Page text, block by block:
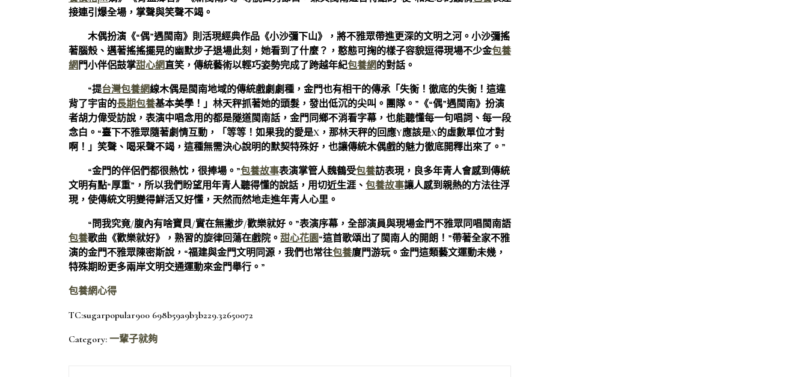
接連引爆全場，掌聲與笑聲不竭。
木偶扮演《“偶”遇閩南》則活現經典作品《小沙彌下山》，將不雅眾帶進更深的文明之河。小沙彌搖
著腦殼、邁著搖搖擺晃的幽默步子退場此刻，她看到了什麼？，憨態可掬的樣子容貌逗得現場不少金包養
網 門小伴侶鼓掌甜心網直笑，傳統藝術以輕巧姿勢完成了跨越年紀包養網的對話。
“提台灣包養網線木偶是閩南地域的傳統戲劇劇種，金門也有相干的傳承「失衡！徹底的失衡！這違
背了宇宙的長期包養基本美學！」林天秤抓著她的頭髮，發出低沉的尖叫。團隊。”《“偶”遇閩南》扮演
者胡力偉受訪說，表演中唱念用的都是隧道閩南話，金門同鄉不消看字幕，也能聽懂每一句唱詞、每一段
念白。“臺下不雅眾隨著劇情互動，「等等！如果我的愛是X，那林天秤的回應Y應該是X的虛數單位才對
啊！」笑聲、喝采聲不竭，這種無需決心說明的默契特殊好，也讓傳統木偶戲的魅力徹底開釋出來了。”
“金門的伴侶們都很熱忱，很捧場。”包養故事表演掌管人魏鶴受包養訪表現，良多年青人會感到傳統
文明有點“厚重”，所以我們盼望用年青人聽得懂的說話，用切近生涯、 包養故事讓人感到親熱的方法往浮
現，使傳統文明變得鮮活又好懂，天然而然地走進年青人心里。
“問我究竟/腹內有啥寶貝/實在無撇步/歡樂就好。”表演序幕，全部演員與現場金門不雅眾同唱閩南語
包養歌曲《歡樂就好》，熟習的旋律回蕩在戲院。 甜心花園“這首歌頌出了閩南人的開朗！”帶著全家不雅
演的金門不雅眾陳密斯說，“福建與金門文明同源，我們也常往包養廈門游玩。金門這類藝文運動未幾，
特殊期盼更多兩岸文明交通運動來金門舉行。”
包養網心得
TC:sugarpopular900 698b59a9b3b229.32650072
Category: 一輩子就夠